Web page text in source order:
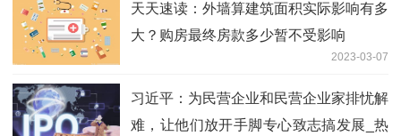
天天速读：外墙算建筑面积实际影响有多
大？购房最终房款多少暂不受影响
2023-03-07
习近平：为民营企业和民营企业家排忧解
难，让他们放开手脚专心致志搞发展_热